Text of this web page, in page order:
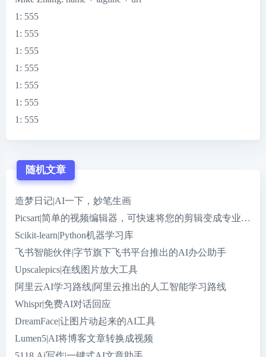
1 : 555
1 : 555
1 : 555
1 : 555
1 : 555
1 : 555
1 : 555
随机文章
造梦日记|AI一下，妙笔生画
Picsart|简单的视频编辑器，可快速将您的剪辑变成专业级剪
Scikit-learn|Python机器学习库
飞书智能伙伴|字节旗下飞书平台推出的AI办公助手
Upscalepics|在线图片放大工具
阿里云AI学习路线|阿里云推出的人工智能学习路线
Whispr|免费AI对话回应
DreamFace|让图片动起来的AI工具
Lumen5|AI将博客文章转换成视频